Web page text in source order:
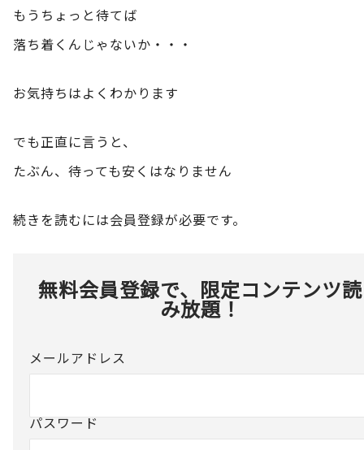
もうちょっと待てば
落ち着くんじゃないか・・・
お気持ちはよくわかります
でも正直に言うと、
たぶん、待っても安くはなりません
続きを読むには会員登録が必要です。
無料会員登録で、限定コンテンツ読
み放題！
メールアドレス
パスワード